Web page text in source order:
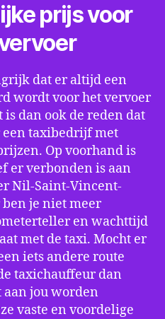
prijs voor
dat er altijd een
wordt voor het vervoer
dan ook de reden dat
een taxibedrijf met
Op voorhand is
er verbonden is aan
Nil-Saint-Vincent-
je niet meer
en wachttijd
met de taxi. Mocht er
iets andere route
taxichauffeur dan
jou worden
vaste en voordelige